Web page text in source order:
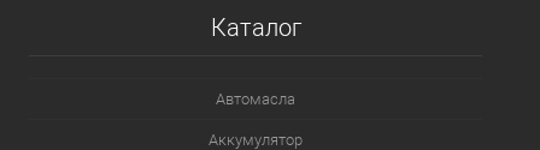
Каталог
Автомасла
Аккумулятор